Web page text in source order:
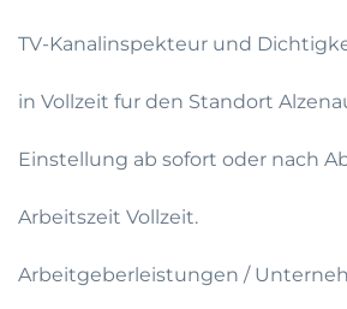
TV-Kanalinspekteur und
in Vollzeit fur den Standort
Einstellung ab sofort oder nach
Arbeitszeit Vollzeit.
Arbeitgeberleistungen /